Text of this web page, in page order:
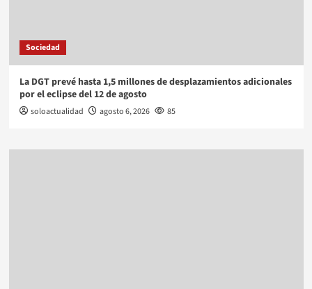
Sociedad
La DGT prevé hasta 1,5 millones de desplazamientos adicionales
por el eclipse del 12 de agosto
soloactualidad agosto 6, 2026 85